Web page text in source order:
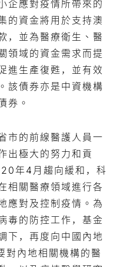
企應對疫情所帶來的
的資金將用於支持澳
，並為醫療衛生、醫
領域的資金需求而提
進生產復甦，並有效
該債券亦是中資機構
券。
市的前線醫護人員一
出極大的努力和貢
年4月趨向緩和，科
相關醫療領域進行各
應對及控制疫情。為
毒的防控工作，基金
下，再度向中國內地
對內地相關機構的醫